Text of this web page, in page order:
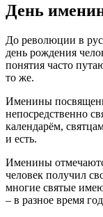
День
До революции в
день рождения
понятия часто
то же.
Именины
непосредственно
календарём,
и есть.
Именины
человек получил
многие святые
– в разное время